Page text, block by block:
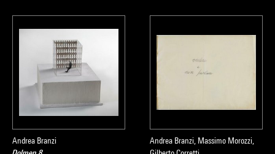
Andrea Branzi
Andrea Branzi, Massimo Morozzi,